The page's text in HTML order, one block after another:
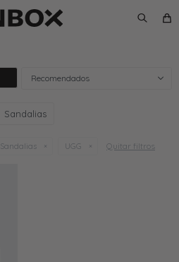
Recomendados
Sandalias
Sandalias UGG Quitar filtros